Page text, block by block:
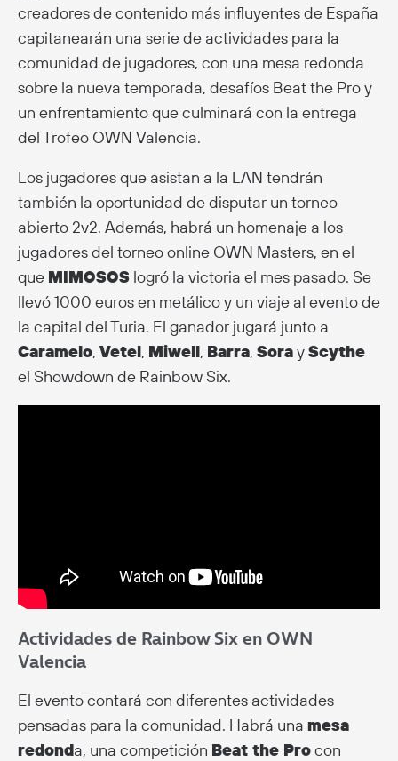
creadores de contenido más influyentes de España
capitanearán una serie de actividades para la
comunidad de jugadores, con una mesa redonda
sobre la nueva temporada, desafíos Beat the Pro y
un enfrentamiento que culminará con la entrega
del Trofeo OWN Valencia.
Los jugadores que asistan a la LAN tendrán
también la oportunidad de disputar un torneo
abierto 2v2. Además, habrá un homenaje a los
jugadores del torneo online OWN Masters, en el
que MIMOSOS logró la victoria el mes pasado. Se
llevó 1000 euros en metálico y un viaje al evento de
la capital del Turia. El ganador jugará junto a
Caramelo, Vetel, Miwell, Barra, SorayScythe
el Showdown de Rainbow Six.
Actividades de Rainbow Six en OWN
Valencia
El evento contará con diferentes actividades
pensadas para la comunidad. Habrá una mesa
redonda, una competición Beat the Procon